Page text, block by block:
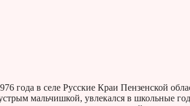
года в селе Русские Краи Пензенской
мальчишкой, увлекался в школьные